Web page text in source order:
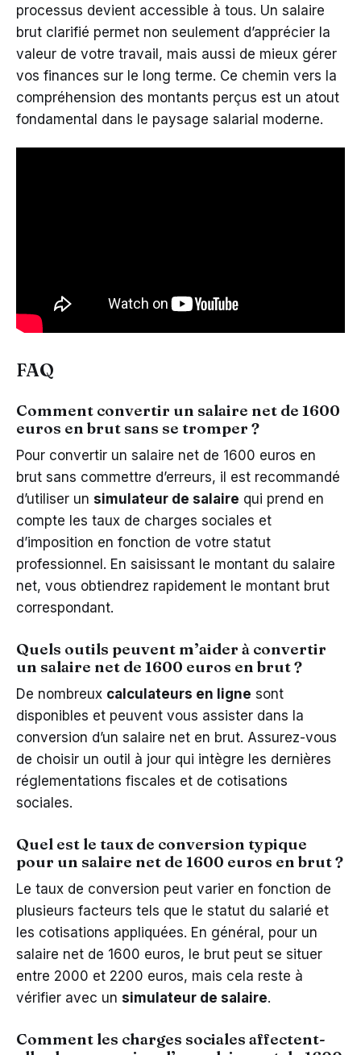
processus devient accessible à tous. Un salaire
brut clarifié permet non seulement d’apprécier la
valeur de votre travail, mais aussi de mieux gérer
vos finances sur le long terme. Ce chemin vers la
compréhension des montants perçus est un atout
fondamental dans le paysage salarial moderne.
FAQ
Comment convertir un salaire net de 1600
euros en brut sans se tromper ?
Pour convertir un salaire net de 1600 euros en
brut sans commettre d’erreurs, il est recommandé
d’utiliser un simulateur de salaire qui prend en
compte les taux de charges sociales et
d’imposition en fonction de votre statut
professionnel. En saisissant le montant du salaire
net, vous obtiendrez rapidement le montant brut
correspondant.
Quels outils peuvent m’aider à convertir
un salaire net de 1600 euros en brut ?
De nombreux calculateurs en ligne sont
disponibles et peuvent vous assister dans la
conversion d’un salaire net en brut. Assurez-vous
de choisir un outil à jour qui intègre les dernières
réglementations fiscales et de cotisations
sociales.
Quel est le taux de conversion typique
pour un salaire net de 1600 euros en brut ?
Le taux de conversion peut varier en fonction de
plusieurs facteurs tels que le statut du salarié et
les cotisations appliquées. En général, pour un
salaire net de 1600 euros, le brut peut se situer
entre 2000 et 2200 euros, mais cela reste à
vérifier avec un simulateur de salaire.
Comment les charges sociales affectent-